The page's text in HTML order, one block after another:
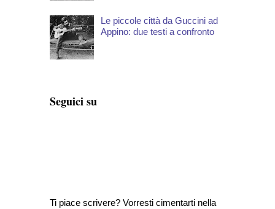
Le piccole città da Guccini ad
Appino: due testi a confronto
Seguici su
Ti piace scrivere? Vorresti cimentarti nella